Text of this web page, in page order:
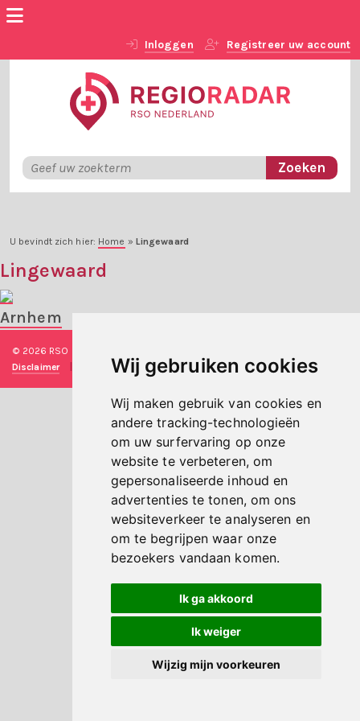
Wij gebruiken cookies
Wij maken gebruik van cookies en
andere tracking-technologieën
om uw surfervaring op onze
website te verbeteren, om
gepersonaliseerde inhoud en
advertenties te tonen, om ons
websiteverkeer te analyseren en
om te begrijpen waar onze
bezoekers vandaan komen.
Ik ga akkoord
Ik weiger
Wijzig mijn voorkeuren
Inloggen Registreer uw account
U bevindt zich hier: Home » Lingewaard
Lingewaard
Arnhem
© 2026 RSO Nederland
Disclaimer
Privacy verklaring | Technische realisatieSieronline B.V.